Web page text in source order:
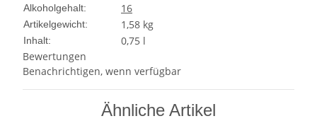
Alkoholgehalt: 16
Artikelgewicht: 1,58 kg
Inhalt:
0,75 l
Bewertungen
Benachrichtigen, wenn verfügbar
Ähnliche Artikel